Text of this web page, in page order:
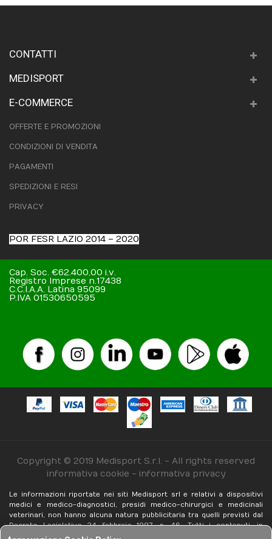
CONTATTI
MEDISPORT
E-COMMERCE
OFFERTE E PROMOZIONI
CONDIZIONI DI VENDITA
PAGAMENTI
SPEDIZIONI E RESI
PRIVACY
POR FESR LAZIO 2014 – 2020
Cap. Soc. €62.400,00 i.v.
Registro Imprese n.17438
C.C.I.A.A. Latina 95099
P.IVA 01530650595
Copyright © 2019 Medisport S.r.l. - All rights reserved
informativa cookie - informativa privacy
Le informazioni riportate nei siti Medisport srl e relativi a dispositivi
medici e medico-diagnostici, presidi medico-chirurgici e medicinali
veterinari, non hanno alcuna natura pubblicitaria tra quelli previsti dal
Decreto Legislativo 24 febbraio 1997, n. 46. Tutti i contenuti, in
qualunque forma realizzati (testi, immagini, anche fotografiche,